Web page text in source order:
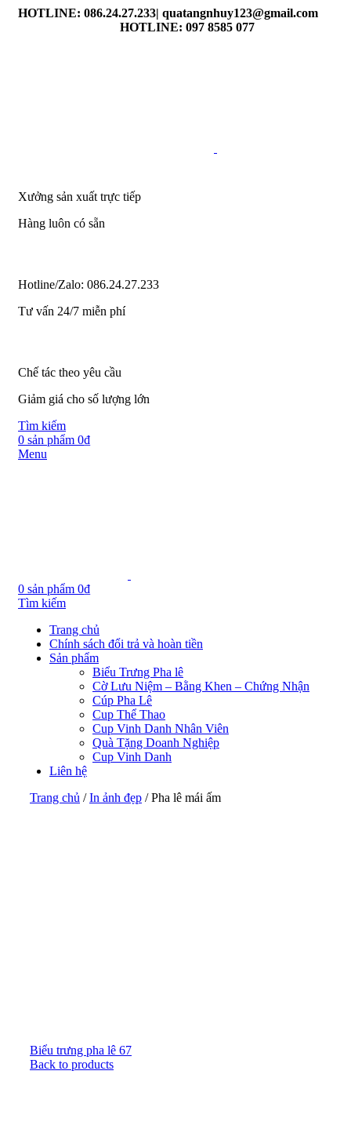
HOTLINE: 086.24.27.233| quatangnhuy123@gmail.com
HOTLINE: 097 8585 077
Xưởng sản xuất trực tiếp
Hàng luôn có sẵn
Hotline/Zalo: 086.24.27.233
Tư vấn 24/7 miễn phí
Chế tác theo yêu cầu
Giảm giá cho số lượng lớn
Tìm kiếm
0 sản phẩm 0₫
Menu
0 sản phẩm 0₫
Tìm kiếm
Trang chủ
Chính sách đổi trả và hoàn tiền
Sản phẩm
Biểu Trưng Pha lê
Cờ Lưu Niệm – Bằng Khen – Chứng Nhận
Cúp Pha Lê
Cup Thể Thao
Cup Vinh Danh Nhân Viên
Quà Tặng Doanh Nghiệp
Cup Vinh Danh
Liên hệ
Trang chủ /In ảnh đẹp /Pha lê mái ấm
Biểu trưng pha lê 67
Back to products